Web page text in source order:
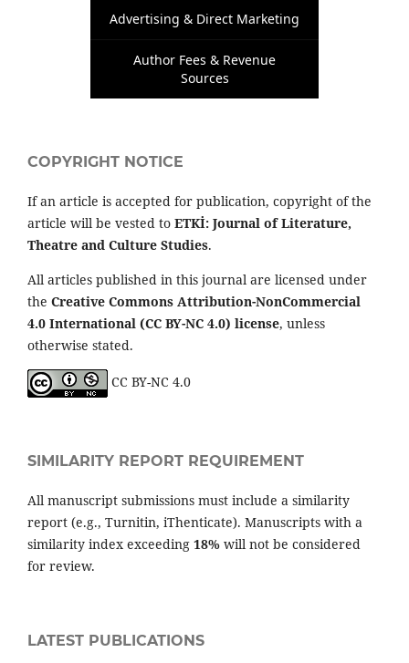
Advertising & Direct Marketing
Author Fees & Revenue
Sources
COPYRIGHT NOTICE
If an article is accepted for publication, copyright of the
article will be vested to ETKİ: Journal of Literature,
Theatre and Culture Studies.
All articles published in this journal are licensed under
the Creative Commons Attribution-NonCommercial
4.0 International (CC BY-NC 4.0) license, unless
otherwise stated.
CC BY-NC 4.0
SIMILARITY REPORT REQUIREMENT
All manuscript submissions must include a similarity
report (e.g., Turnitin, iThenticate). Manuscripts with a
similarity index exceeding 18% will not be considered
for review.
LATEST PUBLICATIONS